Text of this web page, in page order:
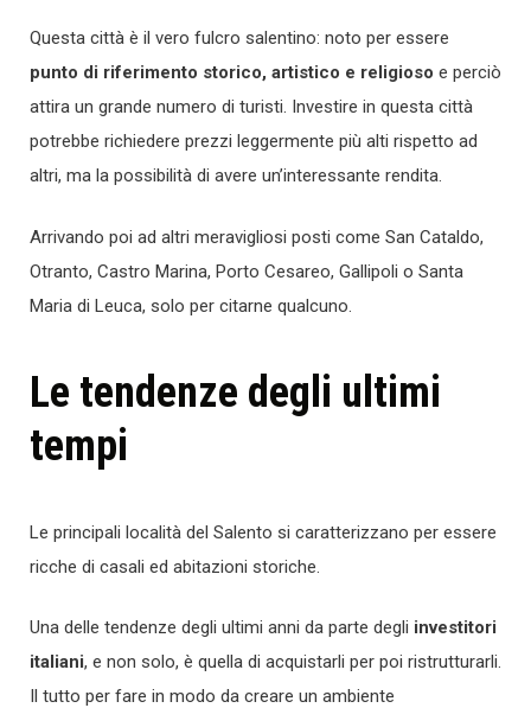
Questa città è il vero fulcro salentino: noto per essere
punto di riferimento storico, artistico e religioso e perciò
attira un grande numero di turisti. Investire in questa città
potrebbe richiedere prezzi leggermente più alti rispetto ad
altri, ma la possibilità di avere un’interessante rendita.
Arrivando poi ad altri meravigliosi posti come San Cataldo,
Otranto, Castro Marina, Porto Cesareo, Gallipoli o Santa
Maria di Leuca, solo per citarne qualcuno.
Le tendenze degli ultimi
tempi
Le principali località del Salento si caratterizzano per essere
ricche di casali ed abitazioni storiche.
Una delle tendenze degli ultimi anni da parte degli investitori
italiani, e non solo, è quella di acquistarli per poi ristrutturarli.
Il tutto per fare in modo da creare un ambiente